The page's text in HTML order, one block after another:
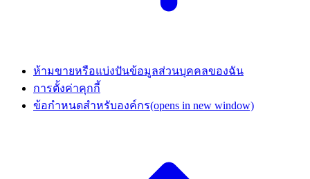
ห้ามขายหรือแบ่งปันข้อมูลส่วนบุคคลของฉัน
การตั้งค่าคุกกี้
ข้อกำหนดสำหรับองค์กร(opens in new window)